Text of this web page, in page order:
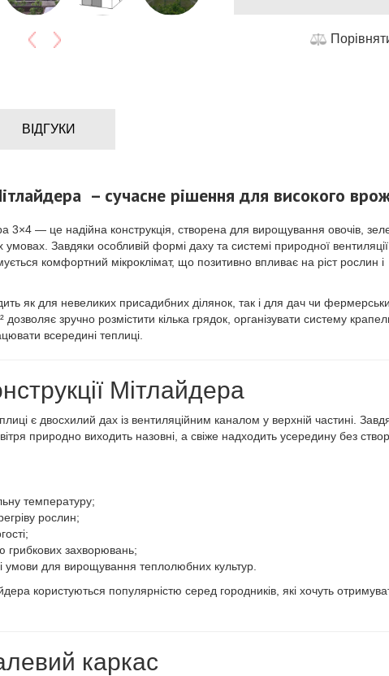
ВІДГУКИ
– сучасне рішення для високого
3×4 — це надійна конструкція, створена для вирощування овочів,
Завдяки особливій формі даху та системі природної вентиляції
комфортний мікроклімат, що позитивно впливає на ріст рослин і
як для невеликих присадибних ділянок, так і для дач чи
зручно розмістити кілька грядок, організувати систему
всередині теплиці.
Мітлайдера
є двосхилий дах із вентиляційним каналом у верхній частині.
природно виходить назовні, а свіже надходить усередину без
температуру;
рослин;
грибкових захворювань;
умови для вирощування теплолюбних культур.
користуються популярністю серед городників, які хочуть
каркас